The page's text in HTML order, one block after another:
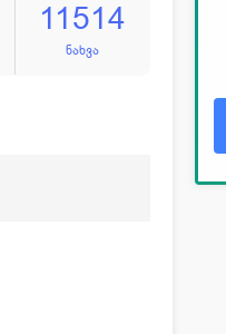
11514
ნახვა